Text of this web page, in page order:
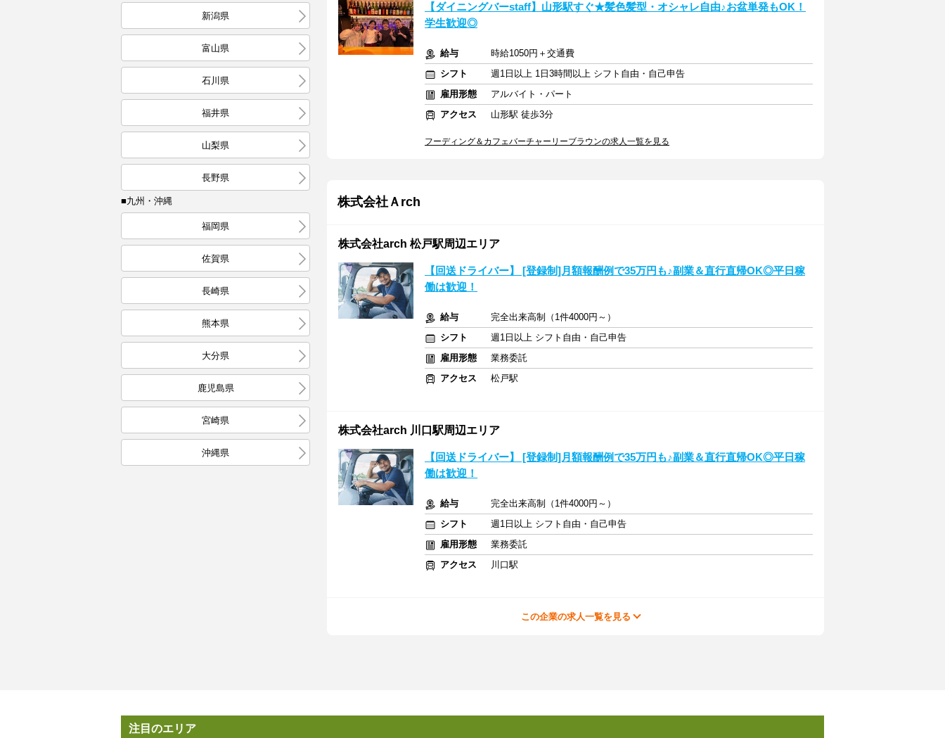
新潟県
富山県
石川県
福井県
山梨県
長野県
■九州・沖縄
福岡県
佐賀県
長崎県
熊本県
大分県
鹿児島県
宮崎県
沖縄県
【ダイニングバーstaff】山形駅すぐ★髪色髪型・オシャレ自由♪お盆単発もOK！
学生歓迎◎
給与
時給1050円＋交通費
シフト
週1日以上 1日3時間以上 シフト自由・自己申告
雇用形態
アルバイト・パート
アクセス
山形駅 徒歩3分
フーディング＆カフェバーチャーリーブラウンの求人一覧を見る
株式会社Ａrch
株式会社arch 松戸駅周辺エリア
【回送ドライバー】 [登録制]月額報酬例で35万円も♪副業＆直行直帰OK◎平日稼
働は歓迎！
給与
完全出来高制（1件4000円～）
シフト
週1日以上 シフト自由・自己申告
雇用形態
業務委託
アクセス
松戸駅
株式会社arch 川口駅周辺エリア
【回送ドライバー】 [登録制]月額報酬例で35万円も♪副業＆直行直帰OK◎平日稼
働は歓迎！
給与
完全出来高制（1件4000円～）
シフト
週1日以上 シフト自由・自己申告
雇用形態
業務委託
アクセス
川口駅
この企業の求人一覧を見る
注目のエリア